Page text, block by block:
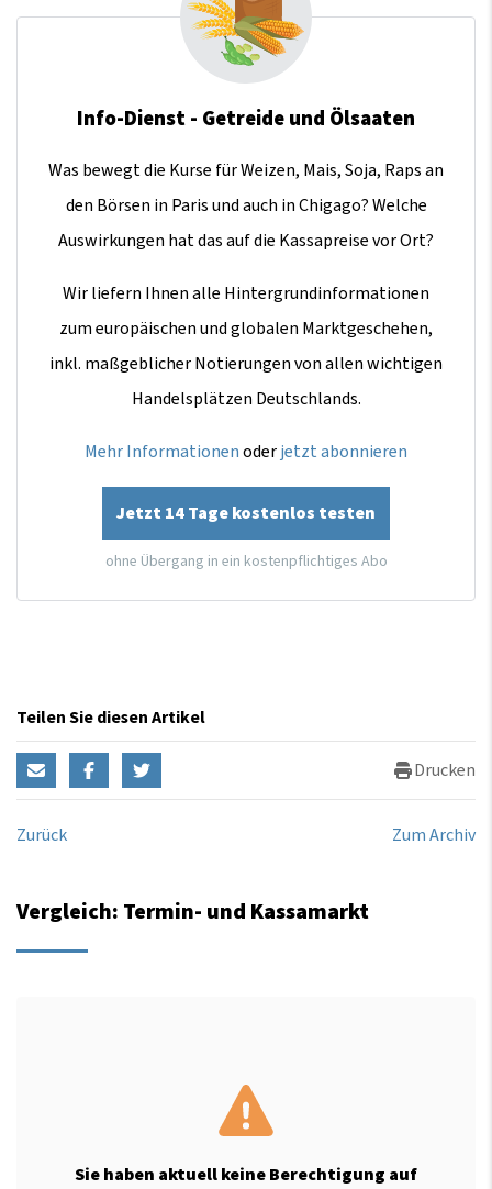
Info-Dienst - Getreide und Ölsaaten
Was bewegt die Kurse für Weizen, Mais, Soja, Raps an
den Börsen in Paris und auch in Chigago? Welche
Auswirkungen hat das auf die Kassapreise vor Ort?
Wir liefern Ihnen alle Hintergrundinformationen
zum europäischen und globalen Marktgeschehen,
inkl. maßgeblicher Notierungen von allen wichtigen
Handelsplätzen Deutschlands.
Mehr Informationenoderjetzt abonnieren
Jetzt 14 Tage kostenlos testen
ohne Übergang in ein kostenpflichtiges Abo
Teilen Sie diesen Artikel
Drucken
Zurück Zum Archiv
Vergleich: Termin- und Kassamarkt
Sie haben aktuell keine Berechtigung auf